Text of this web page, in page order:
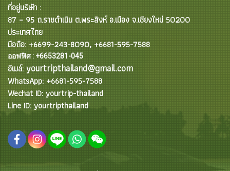
ที่อยู่บริษัท :
87 – 95 ถ.ราชดำเนิน ต.พระสิงห์ อ.เมือง จ.เชียงใหม่ 50200
ประเทศไทย
มือถือ: +6699-243-8090, +6681-595-7588
ออฟฟิศ : +6653281-045
อีเมล์: yourtripthailand@gmail.com
WhatsApp: +6681-595-7588
Wechat ID: yourtrip-thailand
Line ID: yourtripthailand